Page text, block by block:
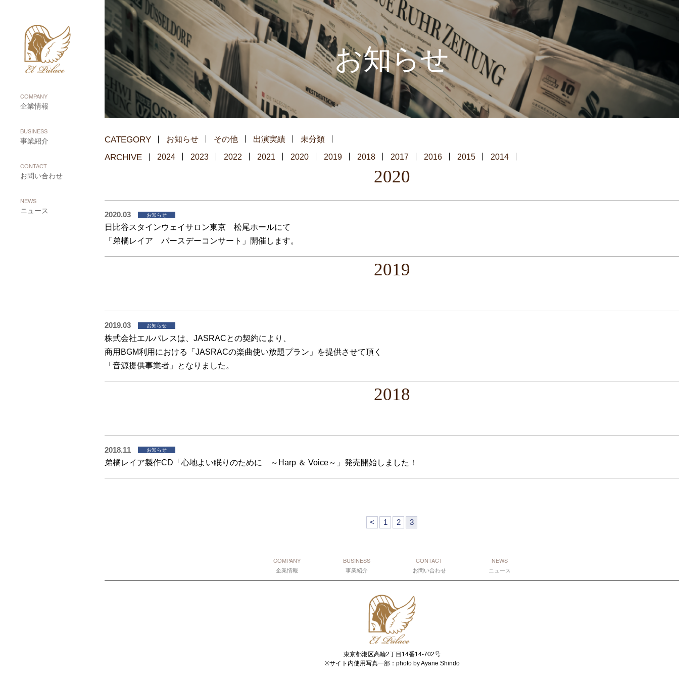
COMPANY
企業情報
BUSINESS
事業紹介
CONTACT
お問い合わせ
NEWS
ニュース
お知らせ
CATEGORY お知らせ その他 出演実績 未分類
ARCHIVE 2024 2023 2022 2021 2020 2019 2018 2017 2016 2015 2014
2020
2020.03 お知らせ
日比谷スタインウェイサロン東京 松尾ホールにて
「弟橘レイア バースデーコンサート」開催します。
2019
2019.03 お知らせ
株式会社エルパレスは、JASRACとの契約により、
商用BGM利用における「JASRACの楽曲使い放題プラン」を提供させて頂く
「音源提供事業者」となりました。
2018
2018.11 お知らせ
弟橘レイア製作CD「心地よい眠りのために ～Harp ＆ Voice～」発売開始しました！
< 1 2 3
COMPANY
企業情報
BUSINESS
事業紹介
CONTACT
お問い合わせ
NEWS
ニュース
東京都港区高輪2丁目14番14-702号
※サイト内使用写真一部：photo by Ayane Shindo